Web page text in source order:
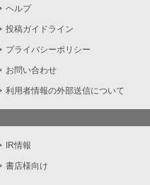
ヘルプ
投稿ガイドライン
プライバシーポリシー
お問い合わせ
利用者情報の外部送信について
IR情報
書店様向け